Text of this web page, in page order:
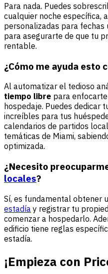
Para nada. Puedes
cualquier noche específica,
personalizadas para
para asegurarte de que tu
rentable.
¿Cómo me ayuda esto
Al automatizar el tedioso
tiempo libre para
hospedaje. Puedes dedicar
increíbles para tus
calendarios de partidos
temáticas de Miami,
optimizada.
¿Necesito
locales?
Sí, es fundamental obtener
estadía y registrar tu
comenzar a hospedarlo.
edificio tiene reglas
estadía.
¡Empieza con